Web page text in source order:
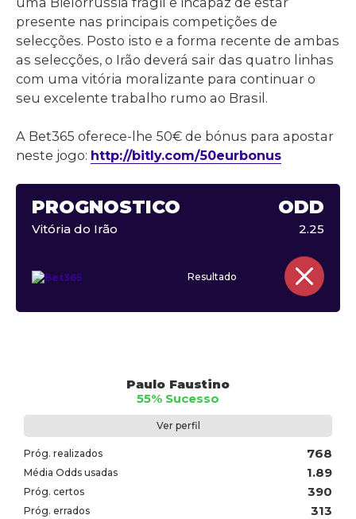
presente nas principais competições de
selecções. Posto isto e a forma recente de ambas
as selecções, o Irão deverá sair das quatro linhas
com uma vitória moralizante para continuar o
seu excelente trabalho rumo ao Brasil.
A Bet365 oferece-lhe 50€ de bónus para apostar
neste jogo: http://bitly.com/50eurbonus
PROGNÓSTICO ODD
Vitória do Irão 2.25
Resultado
Paulo Faustino
55% Sucesso
Ver perfil
Próg. realizados 768
Média Odds usadas 1.89
Próg. certos 390
Próg. errados 313